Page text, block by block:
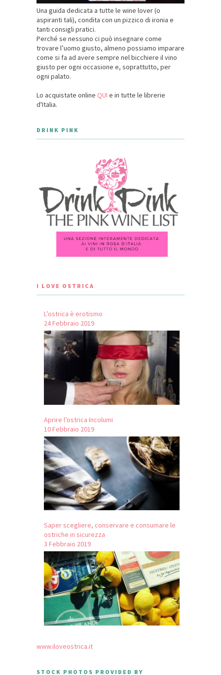
Una guida dedicata a tutte le wine lover (o
aspiranti tali), condita con un pizzico di ironia e
tanti consigli pratici.
Perché se nessuno ci può insegnare come
trovare l’uomo giusto, almeno possiamo imparare
come si fa ad avere sempre nel bicchiere il vino
giusto per ogni occasione e, soprattutto, per
ogni palato.
Lo acquistate online QUI e in tutte le librerie
d'Italia.
DRINK PINK
I LOVE OSTRICA
L’ostrica è erotismo
24 Febbraio 2019
Aprire l’ostrica Incolumi
10 Febbraio 2019
Saper scegliere, conservare e consumare le
ostriche in sicurezza
3 Febbraio 2019
www.iloveostrica.it
STOCK PHOTOS PROVIDED BY